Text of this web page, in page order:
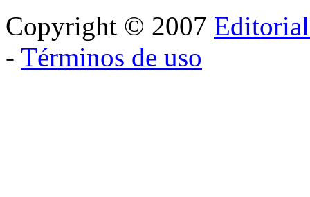
Copyright © 2007
- Términos de uso